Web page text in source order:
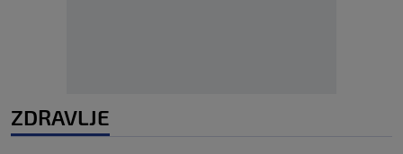
ZDRAVLJE